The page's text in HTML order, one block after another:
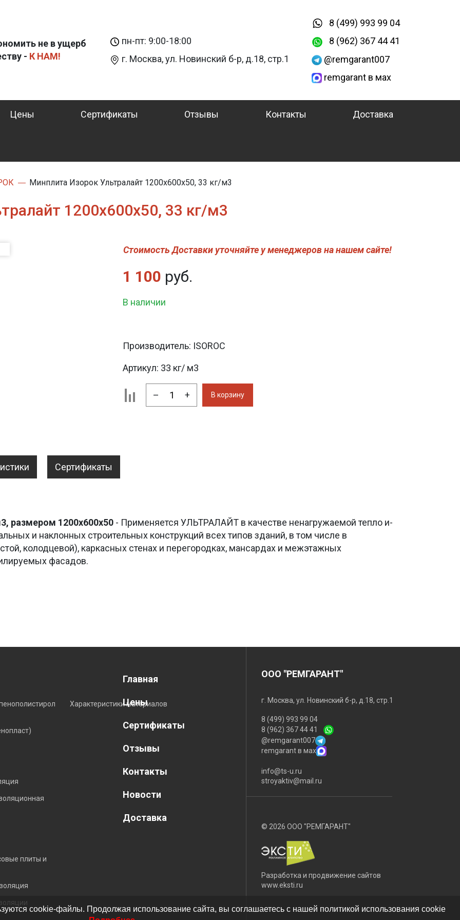
не в ущерб
- К НАМ!
пн-пт: 9:00-18:00
г. Москва, ул. Новинский б-р, д.18, стр.1
8 (499) 993 99 04
8 (962) 367 44 41
@remgarant007
remgarant в мах
Цены Сертификаты Отзывы Контакты Доставка
Минплита Изорок Ультралайт 1200х600х50, 33 кг/м3
1200х600х50, 33 кг/м3
Стоимость Доставки уточняйте у менеджеров на нашем сайте!
1 100 руб.
В наличии
Производитель: ISOROC
Артикул: 33 кг/ м3
– + В корзину
Сертификаты
размером 1200х600х50 - Применяется УЛЬТРАЛАЙТ в качестве ненагружаемой тепло и-
и наклонных строительных конструкций всех типов зданий, в том числе в
колодцевой), каркасных стенах и перегородках, мансардах и межэтажных
фасадов.
плиты и
Характеристики материалов
Главная
Цены
Сертификаты
Отзывы
Контакты
Новости
Доставка
ООО "РЕМГАРАНТ"
г. Москва, ул. Новинский б-р, д.18, стр.1
8 (499) 993 99 04
8 (962) 367 44 41
@remgarant007
remgarant в мах
info@ts-u.ru
stroyaktiv@mail.ru
© 2026 ООО "РЕМГАРАНТ"
Разработка и продвижение сайтов
www.eksti.ru
cookie-файлы. Продолжая использование сайта, вы соглашаетесь с нашей политикой использования cookie